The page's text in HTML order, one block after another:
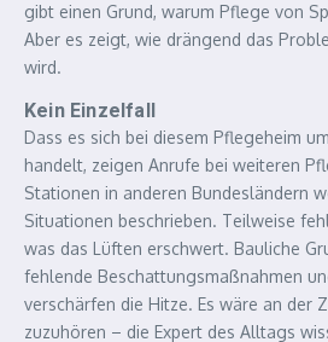
gibt einen Grund, warum Pflege von
Aber es zeigt, wie drängend das
wird.
Kein Einzelfall
Dass es sich bei diesem Pflegeheim
handelt, zeigen Anrufe bei weiteren
Stationen in anderen Bundesländern
Situationen beschrieben. Teilweise
was das Lüften erschwert. Bauliche
fehlende Beschattungsmaßnahmen
verschärfen die Hitze. Es wäre an der
zuzuhören – die Expert des Alltags